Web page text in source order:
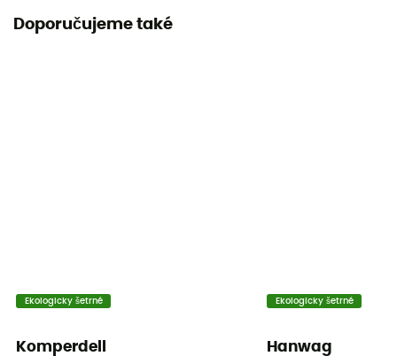
Doporučujeme také
Ekologicky šetrné
Komperdell
Ekologicky šetrné
Hanwag